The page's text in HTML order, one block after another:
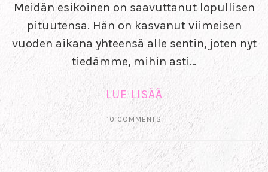
Meidän esikoinen on saavuttanut lopullisen
pituutensa. Hän on kasvanut viimeisen
vuoden aikana yhteensä alle sentin, joten nyt
tiedämme, mihin asti…
LUE LISÄÄ
10 COMMENTS